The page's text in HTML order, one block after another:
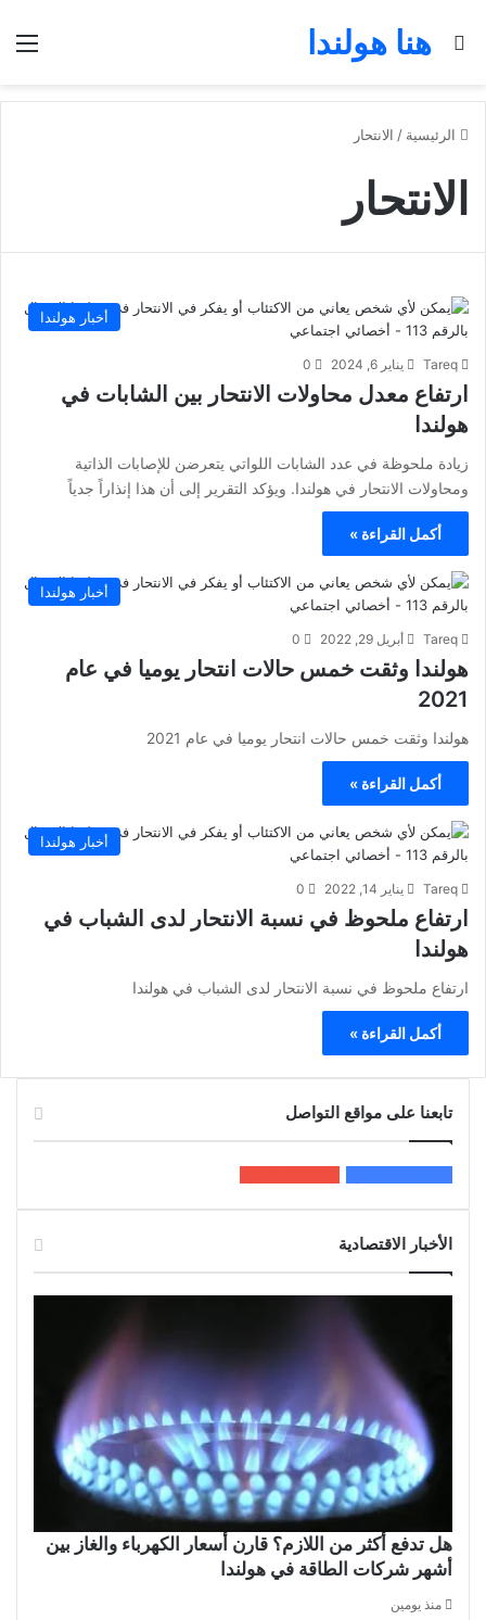
هنا هولندا
بحث عن
الرئيسية / الانتحار
الانتحار
أخبار هولندا
Tareq يناير 6, 2024 0
ارتفاع معدل محاولات الانتحار بين الشابات في
هولندا
زيادة ملحوظة في عدد الشابات اللواتي يتعرضن للإصابات الذاتية
ومحاولات الانتحار في هولندا. ويؤكد التقرير إلى أن هذا إنذاراً جدياً
أكمل القراءة »
أخبار هولندا
Tareq أبريل 29, 2022 0
هولندا وثقت خمس حالات انتحار يوميا في عام
2021
هولندا وثقت خمس حالات انتحار يوميا في عام 2021
أكمل القراءة »
أخبار هولندا
Tareq يناير 14, 2022 0
ارتفاع ملحوظ في نسبة الانتحار لدى الشباب في
هولندا
ارتفاع ملحوظ في نسبة الانتحار لدى الشباب في هولندا
أكمل القراءة »
تابعنا على مواقع التواصل
الأخبار الاقتصادية
هل تدفع أكثر من اللازم؟ قارن أسعار الكهرباء والغاز بين
أشهر شركات الطاقة في هولندا
منذ يومين